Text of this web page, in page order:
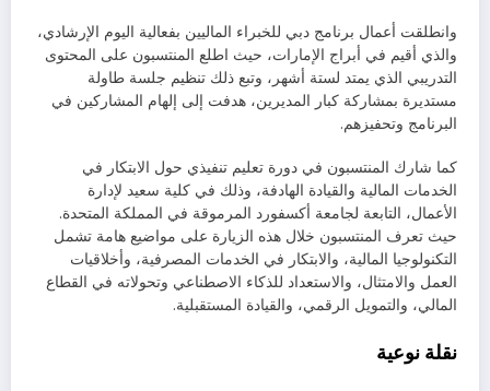
وانطلقت أعمال برنامج دبي للخبراء الماليين بفعالية اليوم الإرشادي،
والذي أقيم في أبراج الإمارات، حيث اطلع المنتسبون على المحتوى
التدريبي الذي يمتد لستة أشهر، وتبع ذلك تنظيم جلسة طاولة
مستديرة بمشاركة كبار المديرين، هدفت إلى إلهام المشاركين في
البرنامج وتحفيزهم.
كما شارك المنتسبون في دورة تعليم تنفيذي حول الابتكار في
الخدمات المالية والقيادة الهادفة، وذلك في كلية سعيد لإدارة
الأعمال، التابعة لجامعة أكسفورد المرموقة في المملكة المتحدة.
حيث تعرف المنتسبون خلال هذه الزيارة على مواضيع هامة تشمل
التكنولوجيا المالية، والابتكار في الخدمات المصرفية، وأخلاقيات
العمل والامتثال، والاستعداد للذكاء الاصطناعي وتحولاته في القطاع
المالي، والتمويل الرقمي، والقيادة المستقبلية.
نقلة نوعية